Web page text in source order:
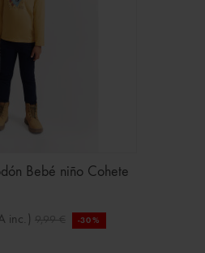
Bebé niño Cohete
inc.) 9,99 € -30%